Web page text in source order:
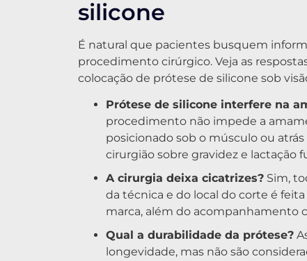
silicone
É natural que pacientes busquem
procedimento cirúrgico. Veja as
colocação de prótese de silicone sob
Prótese de silicone interfere na
procedimento não impede a
posicionado sob o músculo ou
cirurgião sobre gravidez e lactação
A cirurgia deixa cicatrizes? Sim,
da técnica e do local do corte é
marca, além do acompanhamento
Qual a durabilidade da prótese?
longevidade, mas não são